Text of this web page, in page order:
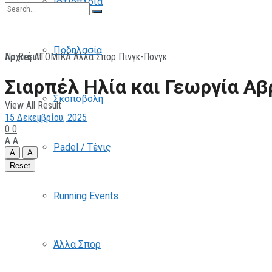
Ποδηλασία
Σκοποβολή
Padel / Τένις
Running Events
Άλλα Σπορ
No Result
View All Result
Αρχική ΑΤΟΜΙΚΑ Άλλα Σπορ Πινγκ-Πονγκ
Σιαρπέλ Ηλία και Γεωργία
15 Δεκεμβρίου, 2025
0 0
A A
A
A
Reset